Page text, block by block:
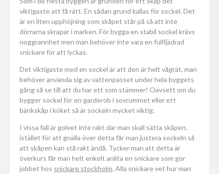
viktigaste att få rätt. En sådan grund kallas för sockel. Det
är en liten upphöjning som skåpet står på så att inte
dörrarna skrapar i marken. För bygga en stabil sockel krävs
noggrannhet men man behöver inte vara en fullfjädrad
snickare för att lyckas.
Det viktigaste med en sockel är att den är helt vågrät, man
behöver använda sig av vattenpasset under hela byggets
gång så se till att du har ett som stämmer! Oavsett om du
bygger sockel för en garderob i sovrummet eller ett
bänkskåp i köket så är sockeln mycket viktig.
I vissa fall är golvet inte rakt där man skall sätta skåpen,
istället för att gnälla över detta får man justera sockeln så
att skåpen kan stå rakt ändå. Tycker man att detta är
överkurs får man helt enkelt anlita en snickare som gör
jobbet hos snickare stockholm. Alla snickare vet hur man